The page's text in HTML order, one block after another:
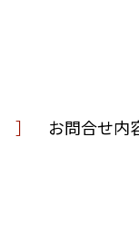
お問合せ内